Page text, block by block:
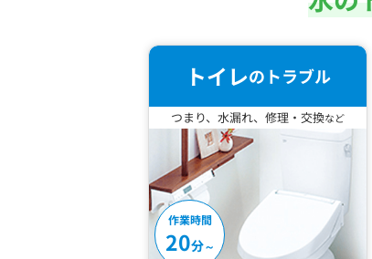
トイレのトラブル
つまり、水漏れ、修理・交換など
作業時間
20分～